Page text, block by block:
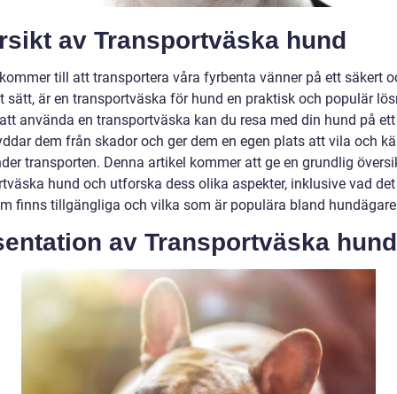
av Transportväska hund
till att transportera våra fyrbenta vänner på ett säkert
sätt, är en transportväska för hund en praktisk och populär
använda en transportväska kan du resa med din hund på
dem från skador och ger dem en egen plats att vila och
transporten. Denna artikel kommer att ge en grundlig
hund och utforska dess olika aspekter, inklusive vad
finns tillgängliga och vilka som är populära bland
av Transportväska hund